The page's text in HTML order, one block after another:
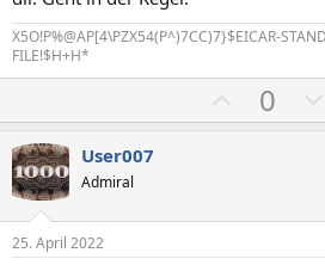
i
m
m
X5O!P%@AP[4\PZX54(P^)7CC)7}$EICAR-
FILE!$H+H*
o
t
0
User007
Admiral
25. April 2022